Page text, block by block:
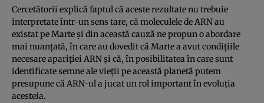
Cercetătorii explică faptul că aceste rezultate nu trebuie
interpretate într-un sens tare, că moleculele de ARN au
existat pe Marte şi din această cauză ne propun o abordare
mai nuanţată, în care au dovedit că Marte a avut condiţiile
necesare apariţiei ARN şi că, în posibilitatea în care sunt
identificate semne ale vieţii pe această planetă putem
presupune că ARN-ul a jucat un rol important în evoluţia
acesteia.